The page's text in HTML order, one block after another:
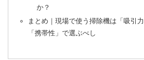
か？
まとめ｜現場で使う掃除機は「吸引力
「携帯性」で選ぶべし